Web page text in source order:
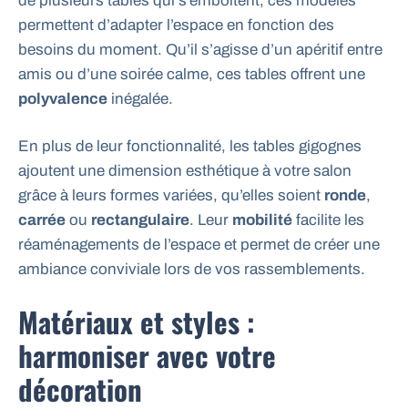
permettent d’adapter l’espace en fonction des
besoins du moment. Qu’il s’agisse d’un apéritif entre
amis ou d’une soirée calme, ces tables offrent une
polyvalence inégalée.
En plus de leur fonctionnalité, les tables gigognes
ajoutent une dimension esthétique à votre salon
grâce à leurs formes variées, qu’elles soient ronde,
carrée ou rectangulaire. Leur mobilité facilite les
réaménagements de l’espace et permet de créer une
ambiance conviviale lors de vos rassemblements.
Matériaux et styles :
harmoniser avec votre
décoration